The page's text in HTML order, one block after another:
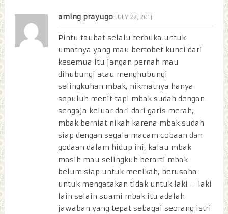
aming prayugo JULY 22, 2011
Pintu taubat selalu terbuka untuk
umatnya yang mau bertobet kunci dari
kesemua itu jangan pernah mau
dihubungi atau menghubungi
selingkuhan mbak, nikmatnya hanya
sepuluh menit tapi mbak sudah dengan
sengaja keluar dari dari garis merah,
mbak berniat nikah karena mbak sudah
siap dengan segala macam cobaan dan
godaan dalam hidup ini, kalau mbak
masih mau selingkuh berarti mbak
belum siap untuk menikah, berusaha
untuk mengatakan tidak untuk laki – laki
lain selain suami mbak itu adalah
jawaban yang tepat sebagai seorang istri